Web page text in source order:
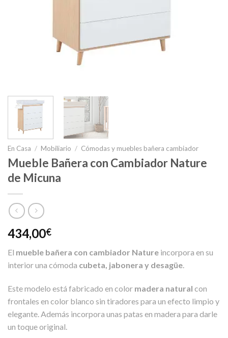
En Casa / Mobiliario / Cómodas y muebles bañera cambiador
Mueble Bañera con Cambiador Nature
de Micuna
434,00€
El mueble bañera con cambiador Nature incorpora en su
interior una cómoda cubeta, jabonera y desagüe.
Este modelo está fabricado en color madera natural con
frontales en color blanco sin tiradores para un efecto limpio y
elegante. Además incorpora unas patas en madera para darle
un toque original.